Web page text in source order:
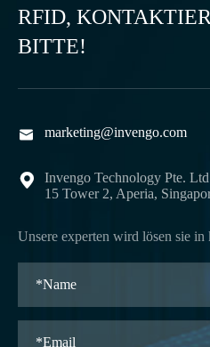
RFID,
BITTE!
 marketing@invengo.com

Invengo Technology Pte.
15 Tower 2, Aperia,
Unsere experten wird lösen sie in